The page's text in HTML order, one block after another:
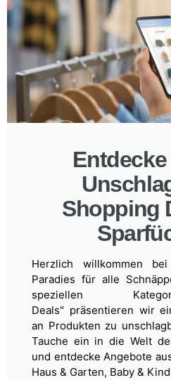
Shopping
Herzlich willkommen
Paradies für alle
speziellen
Deals" präsentieren wir
an Produkten zu
Tauche ein in die Welt
und entdecke Angebote
Haus & Garten, Baby &